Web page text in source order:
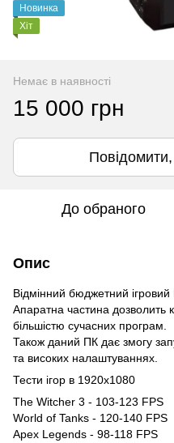
Новинка
Хіт
Немає в наявності
15 000 грн
До обраного
Опис
Відмінний бюджетний ігровий
Апаратна частина
більшістю сучасних програм.
Також даний ПК дає змогу
та високих налаштуваннях.
Тести ігор в 1920x1080
The Witcher 3 - 103-123 FPS
World of Tanks - 120-140 FPS
Apex Legends - 98-118 FPS